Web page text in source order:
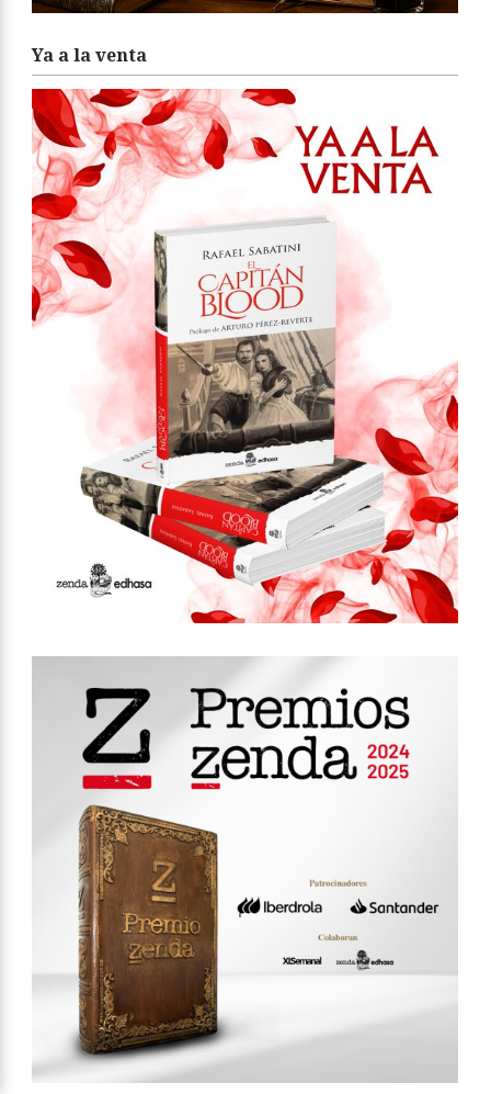
Ya a la venta